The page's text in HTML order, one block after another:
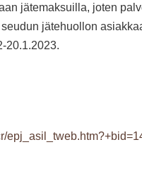
jätemaksuilla, joten
jätehuollon
20.1.2023.